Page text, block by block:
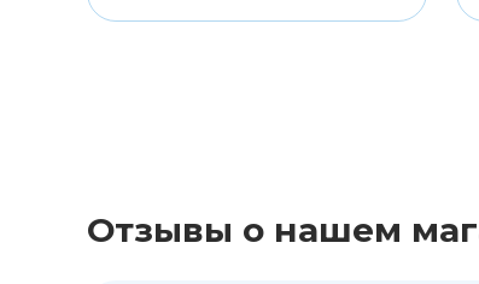
Отзывы о нашем